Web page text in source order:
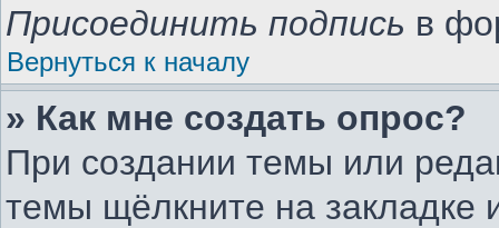
Присоединить подпись в
Вернуться к началу
» Как мне создать опрос?
При создании темы или
темы щёлкните на